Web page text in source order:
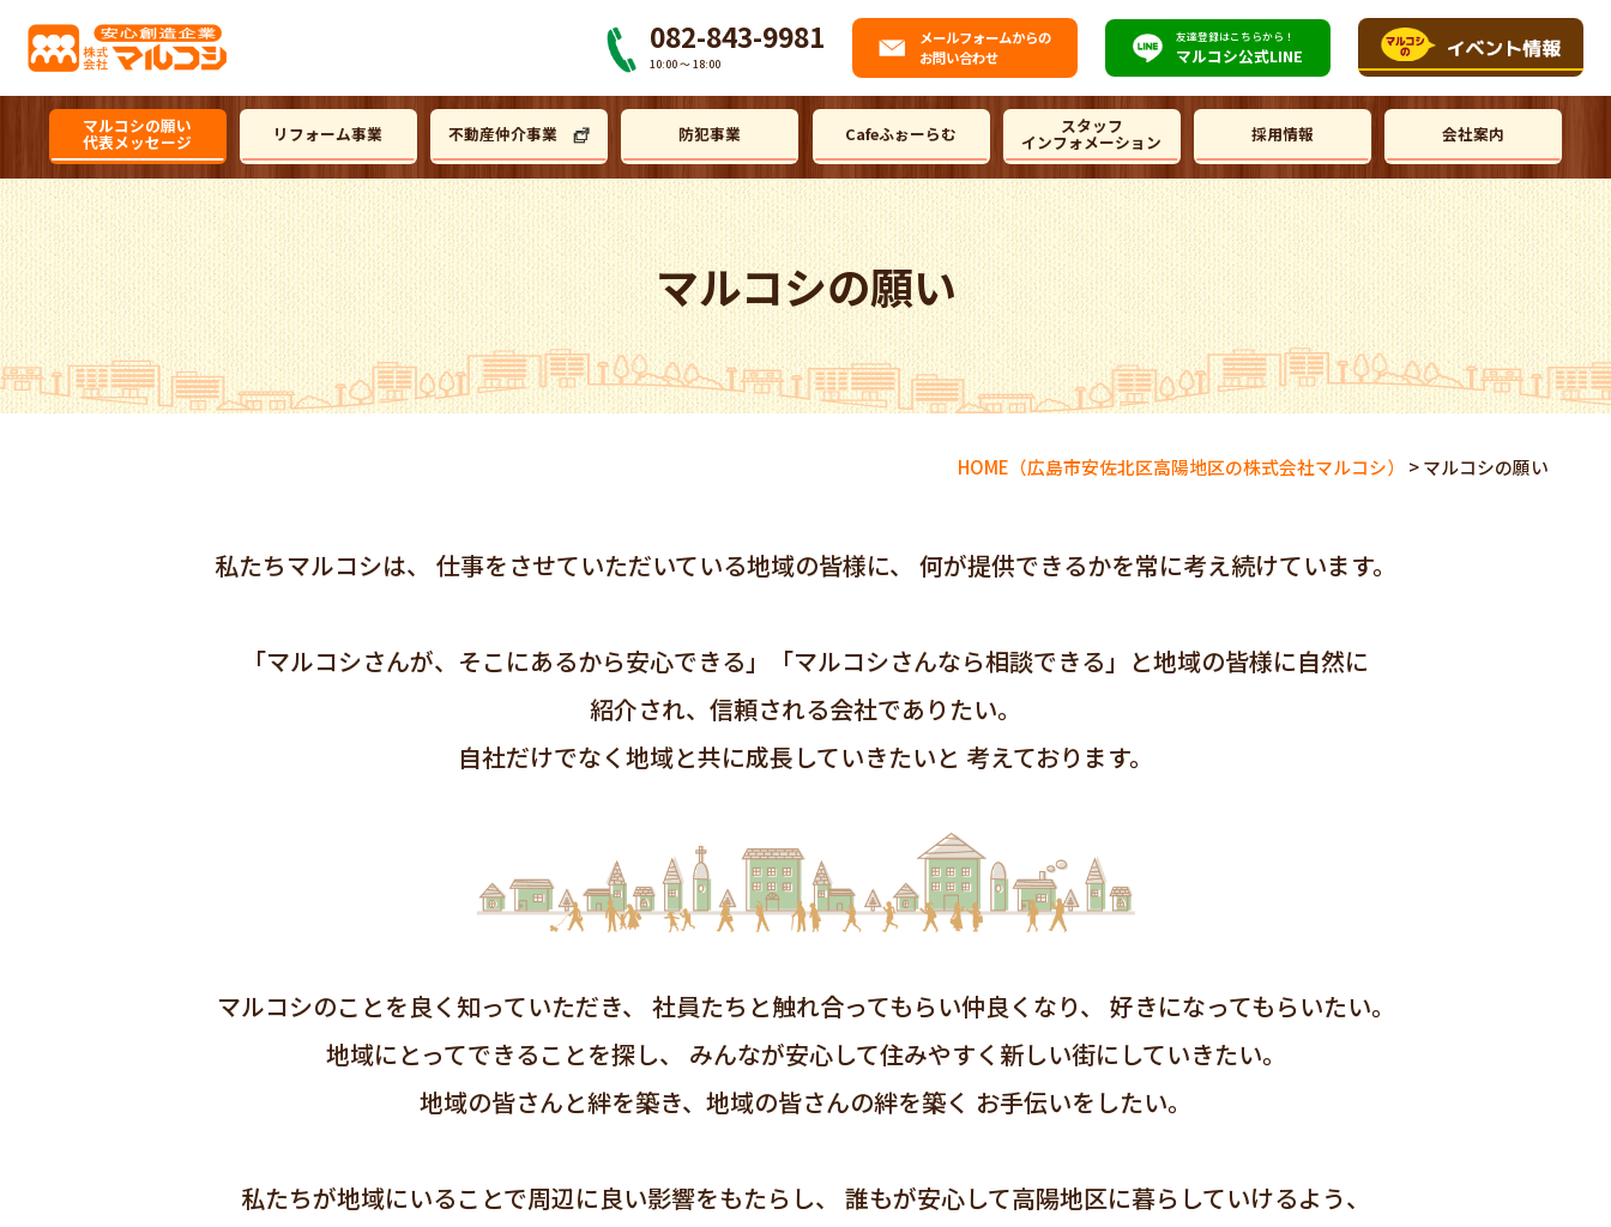
082-843-9981
10:00 〜 18:00
メールフォームからの
お問い合わせ
友達登録はこちらから！
マルコシ公式LINE
マルコシの願い
代表メッセージ リフォーム事業 不動産仲介事業 防犯事業 Cafeふぉーらむ スタッフ
インフォメーション 採用情報 会社案内
マルコシの願い
HOME （広島市安佐北区高陽地区の株式会社マルコシ） >マルコシの願い
私たちマルコシは、 仕事をさせていただいている地域の皆様に、 何が提供できるかを常に考え続けています。
「マルコシさんが、そこにあるから安心できる」「マルコシさんなら相談できる」と地域の皆様に自然に
紹介され、信頼される会社でありたい。
自社だけでなく地域と共に成長していきたいと 考えております。
マルコシのことを良く知っていただき、 社員たちと触れ合ってもらい仲良くなり、
好きになってもらいたい。
地域にとってできることを探し、
みんなが安心して住みやすく新しい街にしていきたい。
地域の皆さんと絆を築き、地域の皆さんの絆を築く お手伝いをしたい。
私たちが地域にいることで周辺に良い影響をもたらし、
誰もが安心して高陽地区に暮らしていけるよう、